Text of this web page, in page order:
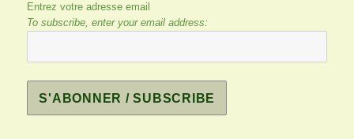
Entrez votre adresse email
To subscribe, enter your email address: